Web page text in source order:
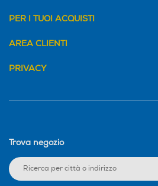
PER I TUOI ACQUISTI
AREA CLIENTI
PRIVACY
Trova negozio